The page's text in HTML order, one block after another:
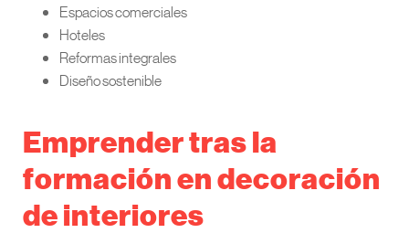
Espacios comerciales
Hoteles
Reformas integrales
Diseño sostenible
Emprender tras la
formación en decoración
de interiores